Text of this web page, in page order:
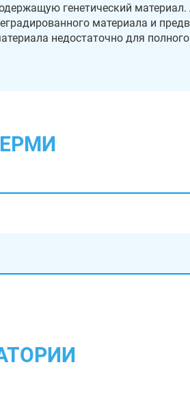
генетический
материала и
недостаточно для